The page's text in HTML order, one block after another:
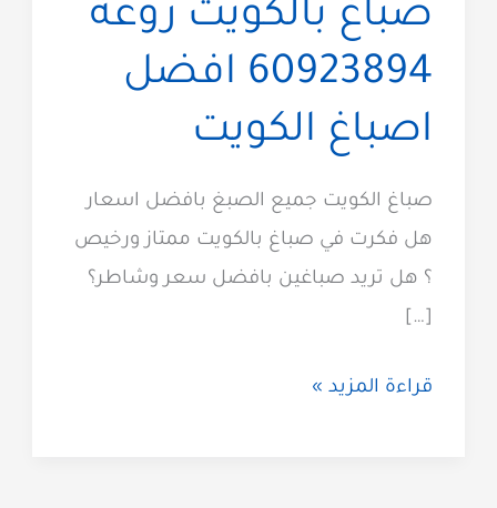
صباغ بالكويت روعة
60923894 افضل
اصباغ الكويت
صباغ الكويت جميع الصبغ بافضل اسعار
هل فكرت في صباغ بالكويت ممتاز ورخيص
؟ هل تريد صباغين بافضل سعر وشاطر؟
[…]
صباغ
قراءة المزيد »